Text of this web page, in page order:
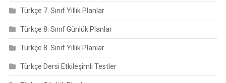
Türkçe 7. Sınıf Yıllık Planlar
Türkçe 8. Sınıf Günlük Planlar
Türkçe 8. Sınıf Yıllık Planlar
Türkçe Dersi Etkileşimli Testler